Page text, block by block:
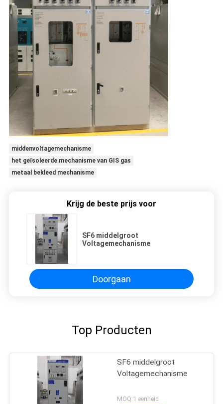
middenvoltagemechanisme
het geïsoleerde mechanisme van GIS gas
metaal bekleed mechanisme
Krijg de beste prijs voor
SF6 middelgroot
Voltagemechanisme
Doorgaan
Top Producten
SF6 middelgroot
Voltagemechanisme
MOQ:1 eenheid